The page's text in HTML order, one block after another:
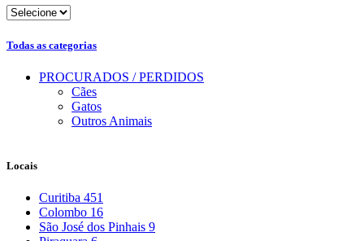
Todas as categorias
PROCURADOS / PERDIDOS
Cães
Gatos
Outros Animais
Locais
Curitiba 451
Colombo 16
São José dos Pinhais 9